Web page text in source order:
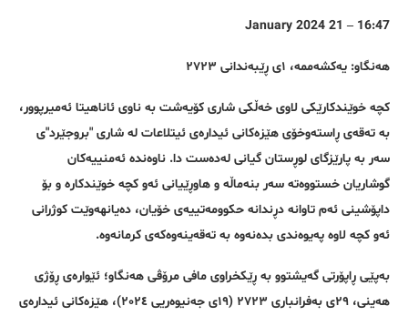
16:47 – 21 January 2024
هەنگاو: یەکشەممە، ١ی ڕێبەندانی ٢٧٢٣
کچە خوێندکارێکی لاوی خەڵکی شاری کۆیەشت بە ناوی ئاناهیتا ئەمیرپوور،
بە تەقەی ڕاستەوخۆی هێزەکانی ئیدارەی ئیتلاعات لە شاری "بروجێرد"ی
سەر بە پارێزگای لوڕستان گیانی لەدەست دا. ناوەندە ئەمنییەکان
گوشاریان خستووەتە سەر بنەماڵە و هاوڕێیانی ئەو کچە خوێندکارە و بۆ
داپۆشینی ئەم تاوانە دڕندانە حکوومەتییەی خۆیان، دەیانهەوێت کوژرانی
ئەو کچە لاوە پەیوەندی بدەنەوە بە تەقەینەوەکەی کرمانەوە.
بەپێی ڕاپۆرتی گەیشتوو بە ڕێکخراوی مافی مرۆڤی هەنگاو؛ ئێوارەی ڕۆژی
هەینی، ٢٩ی بەفرانباری ٢٧٢٣ (١٩ی جەنیوەریی ٢٠٢٤)، هێزەکانی ئیدارەی